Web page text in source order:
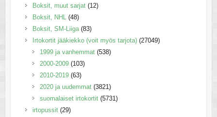
Boksit, muut sarjat (12)
Boksit, NHL
(48)
Boksit, SM-Liiga (83)
Irtokortit jääkiekko (voit myös tarjota) (27049)
1999 ja vanhemmat (538)
2000-2009 (103)
2010-2019 (63)
2020 ja uudemmat (3821)
suomalaiset irtokortit (5731)
irtopussit (29)